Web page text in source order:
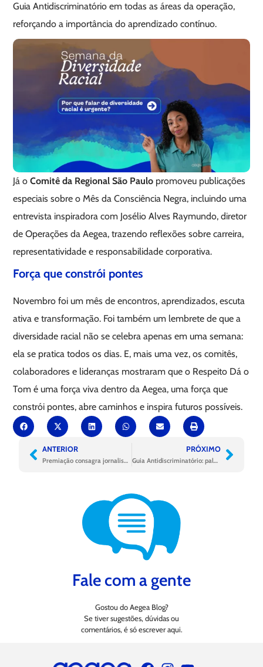
Guia Antidiscriminatório em todas as áreas da operação,
reforçando a importância do aprendizado contínuo.
Já oComitê da Regional São Paulo promoveu publicações
especiais sobre o Mês da Consciência Negra, incluindo uma
entrevista inspiradora com Josélio Alves Raymundo, diretor
de Operações da Aegea, trazendo reflexões sobre carreira,
representatividade e responsabilidade corporativa.
Força que constrói pontes
Novembro foi um mês de encontros, aprendizados, escuta
ativa e transformação. Foi também um lembrete de que a
diversidade racial não se celebra apenas em uma semana:
ela se pratica todos os dias. E, mais uma vez, os comitês,
colaboradores e lideranças mostraram que o Respeito Dá o
Tom é uma força viva dentro da Aegea, uma força que
constrói pontes, abre caminhos e inspira futuros possíveis.
ANTERIOR
Premiação consagra jornalismo que olha para o futuro
PRÓXIMO
Guia Antidiscriminatório: palavras e ações que constroem respeito
Fale com a gente
Gostou do Aegea Blog?
Se tiver sugestões, dúvidas ou
comentários, é só escrever aqui.